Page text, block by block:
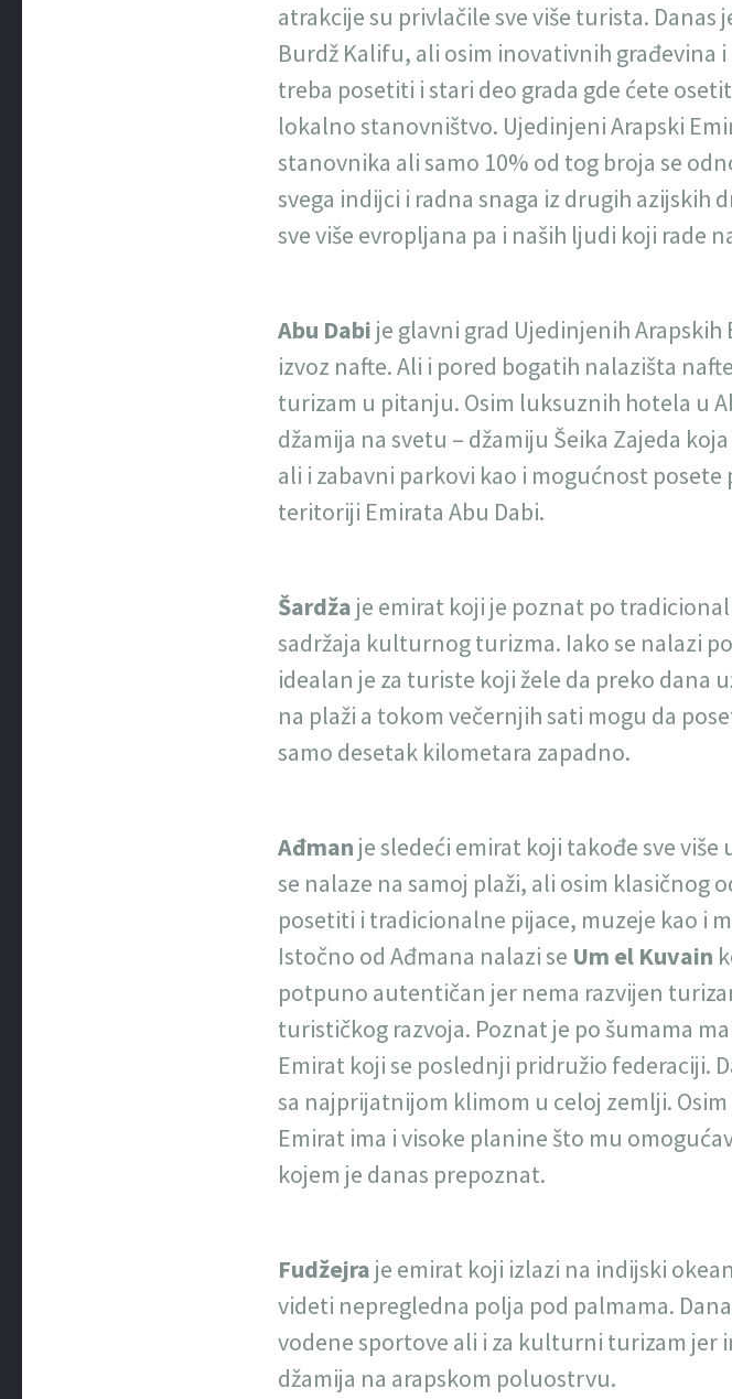
atrakcije su privlačile sve više turista.
Burdž Kalifu, ali osim inovativnih
treba posetiti i stari deo grada gde ćete
lokalno stanovništvo. Ujedinjeni Arapski
stanovnika ali samo 10% od tog broja se
svega indijci i radna snaga iz drugih azijskih
sve više evropljana pa i naših ljudi koji rade
Abu Dabi je glavni grad Ujedinjenih
izvoz nafte. Ali i pored bogatih nalazišta
turizam u pitanju. Osim luksuznih hotela u
džamija na svetu – džamiju Šeika Zajeda
ali i zabavni parkovi kao i mogućnost
teritoriji Emirata Abu Dabi.
Šardža je emirat koji je poznat po
sadržaja kulturnog turizma. Iako se nalazi
idealan je za turiste koji žele da preko dana
na plaži a tokom večernjih sati mogu da
samo desetak kilometara zapadno.
Ađman je sledeći emirat koji takođe sve
se nalaze na samoj plaži, ali osim klasičnog
posetiti i tradicionalne pijace, muzeje kao i
Istočno od Ađmana nalazi se Um el Kuvain
potpuno autentičan jer nema razvijen
turističkog razvoja. Poznat je po šumama
Emirat koji se poslednji pridružio federaciji.
sa najprijatnijom klimom u celoj zemlji.
Emirat ima i visoke planine što mu
kojem je danas prepoznat.
Fudžejra je emirat koji izlazi na indijski
videti nepregledna polja pod palmama.
vodene sportove ali i za kulturni turizam jer
džamija na arapskom poluostrvu.